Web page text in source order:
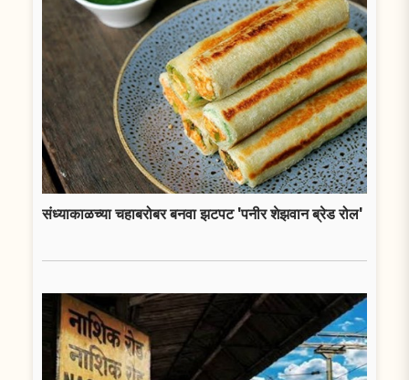
संध्याकाळच्या चहाबरोबर बनवा झटपट 'पनीर शेझवान ब्रेड रोल'